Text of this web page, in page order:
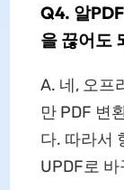
Q4. 알
을 끊어도
A. 네, 오프
만 PDF 변
다. 따라서
UPDF로